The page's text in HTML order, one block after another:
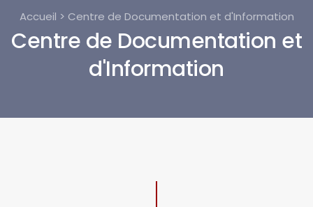
Accueil > Centre de Documentation et d'Information
Centre de Documentation et
d'Information